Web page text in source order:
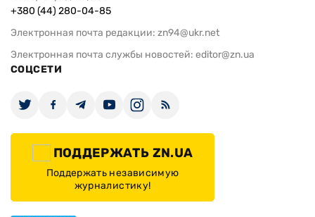
+380 (44) 280-04-85
Электронная почта редакции: zn94@ukr.net
Электронная почта службы новостей: editor@zn.ua
СОЦСЕТИ
ПОДДЕРЖАТЬ ZN.UA
Поддержать независимую
журналистику!